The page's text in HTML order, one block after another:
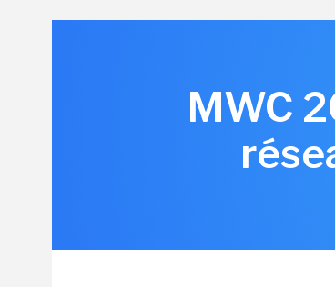
MWC